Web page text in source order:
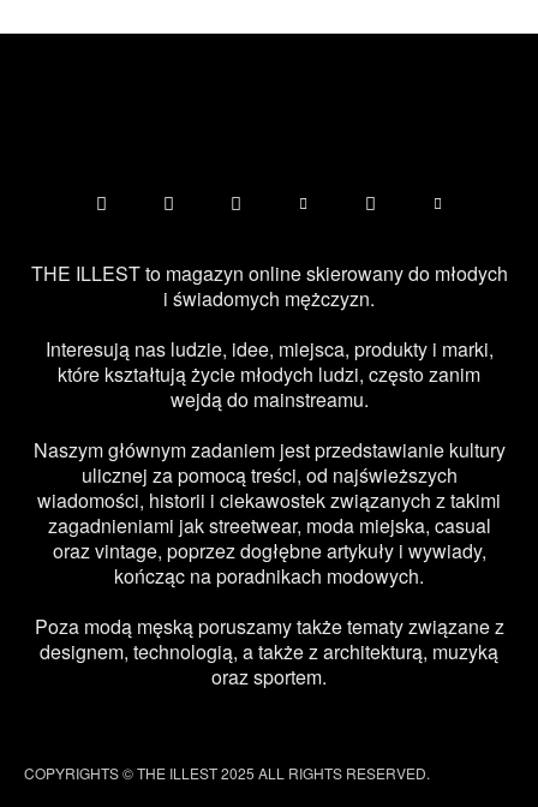
THE ILLEST to magazyn online skierowany do młodych
i świadomych mężczyzn.
Interesują nas ludzie, idee, miejsca, produkty i marki,
które kształtują życie młodych ludzi, często zanim
wejdą do mainstreamu.
Naszym głównym zadaniem jest przedstawianie kultury
ulicznej za pomocą treści, od najświeższych
wiadomości, historii i ciekawostek związanych z takimi
zagadnieniami jak streetwear, moda miejska, casual
oraz vintage, poprzez dogłębne artykuły i wywiady,
kończąc na poradnikach modowych.
Poza modą męską poruszamy także tematy związane z
designem, technologią, a także z architekturą, muzyką
oraz sportem.
COPYRIGHTS © THE ILLEST 2025 ALL RIGHTS RESERVED.